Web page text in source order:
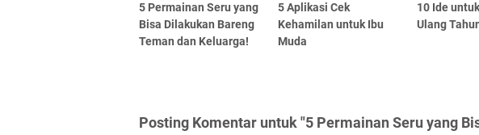
5 Permainan Seru yang
Bisa Dilakukan Bareng
Teman dan Keluarga!
5 Aplikasi Cek
Kehamilan untuk Ibu
Muda
10 Ide
Ulang
Posting Komentar untuk "5 Permainan Seru yang